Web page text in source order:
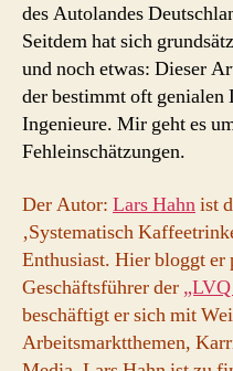
des Autolandes
Seitdem hat sich
und noch etwas: Dieser
der bestimmt oft genialen
Ingenieure. Mir geht es
Fehleinschätzungen.
Der Autor: Lars Hahnist
‚Systematisch
Enthusiast. Hier bloggt
Geschäftsführer der
beschäftigt er sich mit
Arbeitsmarktthemen,